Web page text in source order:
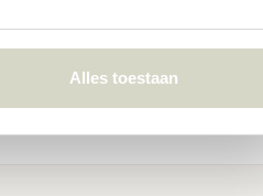
Alles toestaan